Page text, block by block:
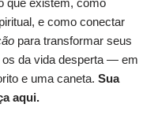
que existem, como
e como conectar
para transformar seus
da vida desperta — em
e uma caneta. Sua
aqui.